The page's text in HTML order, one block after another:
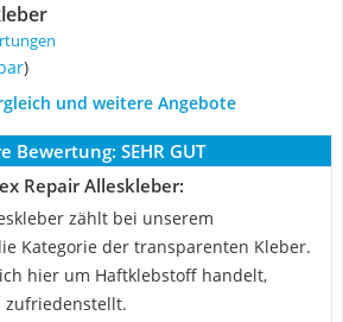
)
und weitere Angebote
Bewertung: SEHR GUT
Repair Alleskleber:
zählt bei unserem
Kategorie der transparenten Kleber.
hier um Haftklebstoff handelt,
zufriedenstellt.